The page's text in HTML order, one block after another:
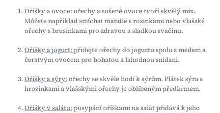
Oříšky a ovoce: ořechy a sušené ovoce tvoří skvělý mix.
Můžete například smíchat mandle s rozinkami nebo vlašské
ořechy s brusinkami pro zdravou a sladkou svačinu.
Oříšky a jogurt: přidejte ořechy do jogurtu spolu s medem a
čerstvým ovocem pro bohatou a lahodnou snídani.
Oříšky a sýry: ořechy se skvěle hodí k sýrům. Plátek sýra s
hrozinkami a vlašskými ořechy je oblíbeným předkrmem.
Oříšky v salátu: posypání oříškami na salát přidává k jeho